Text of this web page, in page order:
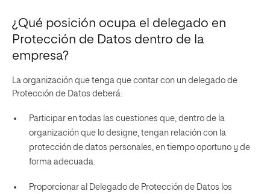
¿Qué posición ocupa el delegado en
Protección de Datos dentro de la
empresa?
La organización que tenga que contar con un delegado de
Protección de Datos deberá:
Participar en todas las cuestiones que, dentro de la
organización que lo designe, tengan relación con la
protección de datos personales, en tiempo oportuno y de
forma adecuada.
Proporcionar al Delegado de Protección de Datos los